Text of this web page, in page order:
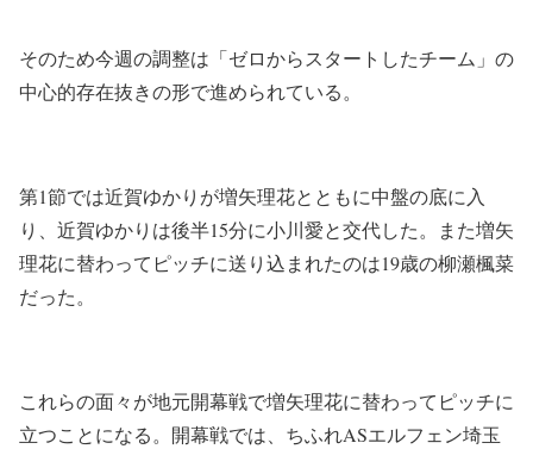
そのため今週の調整は「ゼロからスタートしたチーム」の
中心的存在抜きの形で進められている。
第1節では近賀ゆかりが増矢理花とともに中盤の底に入
り、近賀ゆかりは後半15分に小川愛と交代した。また増矢
理花に替わってピッチに送り込まれたのは19歳の柳瀬楓菜
だった。
これらの面々が地元開幕戦で増矢理花に替わってピッチに
立つことになる。開幕戦では、ちふれASエルフェン埼玉